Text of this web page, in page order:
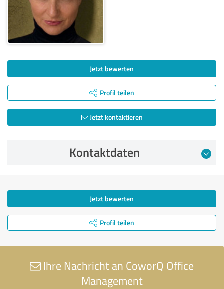
Jetzt bewerten
Profil teilen
Jetzt kontaktieren
Kontaktdaten
Jetzt bewerten
Profil teilen
Ihre Nachricht an CoworQ Office
Management